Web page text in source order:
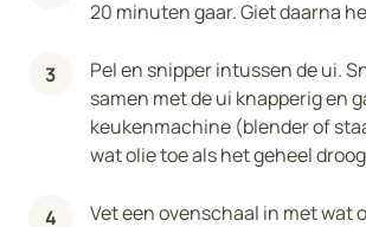
20 minuten gaar. Giet daarna
Pel en snipper intussen de ui.
samen met de ui knapperig en
keukenmachine (blender of
wat olie toe als het geheel
Vet een ovenschaal in met wat